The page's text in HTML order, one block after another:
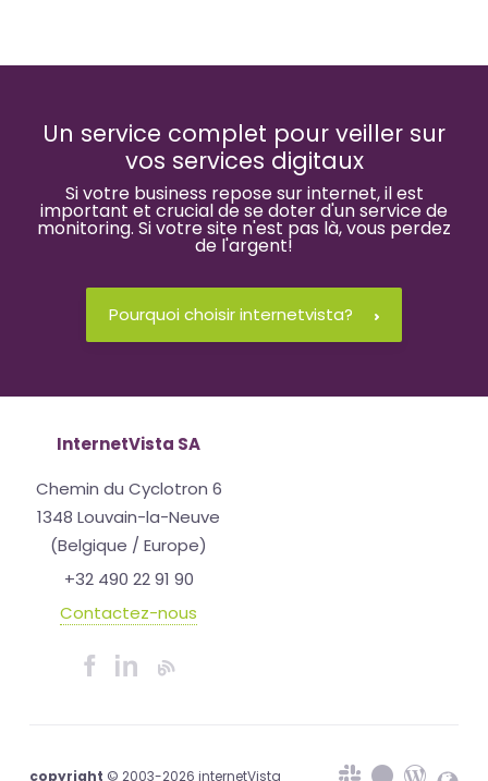
Un service complet pour veiller sur
vos services digitaux
Si votre business repose sur internet, il est
important et crucial de se doter d'un service de
monitoring. Si votre site n'est pas là, vous perdez
de l'argent!
Pourquoi choisir internetvista?
InternetVista SA
Chemin du Cyclotron 6
1348 Louvain-la-Neuve
(Belgique / Europe)
+32 490 22 91 90
Contactez-nous
copyright © 2003-2026 internetVista